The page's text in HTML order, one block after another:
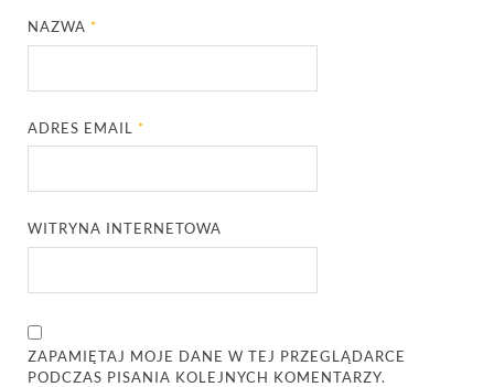
NAZWA*
ADRES EMAIL*
WITRYNA INTERNETOWA
ZAPAMIĘTAJ MOJE DANE W TEJ PRZEGLĄDARCE
PODCZAS PISANIA KOLEJNYCH KOMENTARZY.